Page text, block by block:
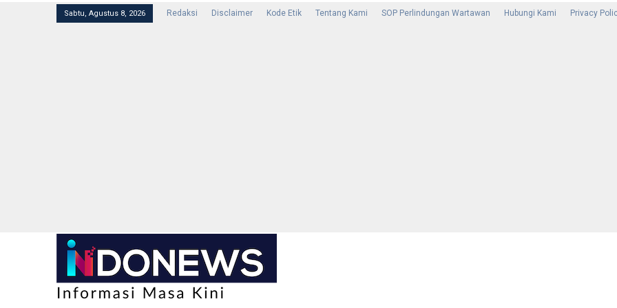
Sabtu, Agustus 8, 2026 Redaksi Disclaimer Kode Etik Tentang Kami SOP Perlindungan Wartawan Hubungi Kami Privacy